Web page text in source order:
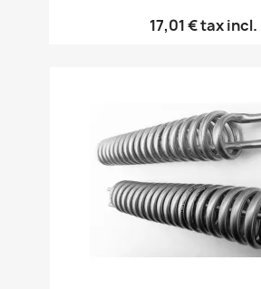
17,01 €tax incl.